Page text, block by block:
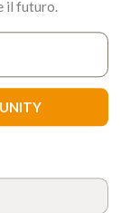
il futuro.